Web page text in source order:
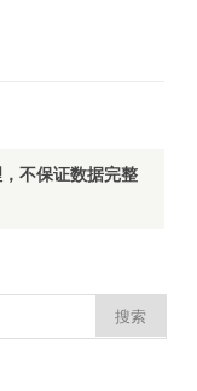
不保证数据完整